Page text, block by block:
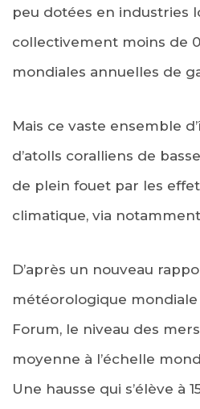
peu dotées en industries
collectivement moins de
mondiales annuelles de
Mais ce vaste ensemble
d’atolls coralliens de
de plein fouet par les
climatique, via
D’après un nouveau
météorologique mondiale
Forum, le niveau des
moyenne à l’échelle
Une hausse qui s’élève à